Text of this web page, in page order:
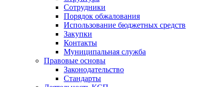
Сотрудники
Порядок обжалования
Использование бюджетных средств
Закупки
Контакты
Муниципальная служба
Правовые основы
Законодательство
Стандарты